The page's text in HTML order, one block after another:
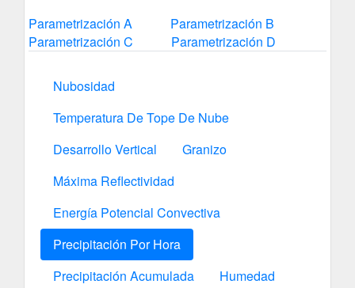
Parametrización A
Parametrización B
Parametrización C
Parametrización D
Nubosidad
Temperatura De Tope De Nube
Desarrollo Vertical
Granizo
Máxima Reflectividad
Energía Potencial Convectiva
Precipitación Por Hora
Precipitación Acumulada
Humedad